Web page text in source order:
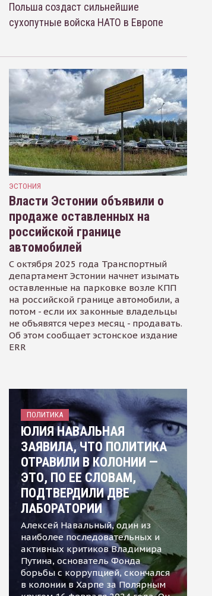
Польша создаст сильнейшие
сухопутные войска НАТО в Европе
ЭСТОНИЯ
Власти Эстонии объявили о
продаже оставленных на
российской границе
автомобилей
С октября 2025 года Транспортный
департамент Эстонии начнет изымать
оставленные на парковке возле КПП
на российской границе автомобили, а
потом - если их законные владельцы
не объявятся через месяц - продавать.
Об этом сообщает эстонское издание
ERR
ПОЛИТИКА
ЮЛИЯ НАВАЛЬНАЯ
ЗАЯВИЛА, ЧТО ПОЛИТИКА
ОТРАВИЛИ В КОЛОНИИ —
ЭТО, ПО ЕЕ СЛОВАМ,
ПОДТВЕРДИЛИ ДВЕ
ЛАБОРАТОРИИ
Алексей Навальный, один из
наиболее последовательных и
активных критиков Владимира
Путина, основатель Фонда
борьбы с коррупцией, скончался
в колонии в Харпе за Полярным